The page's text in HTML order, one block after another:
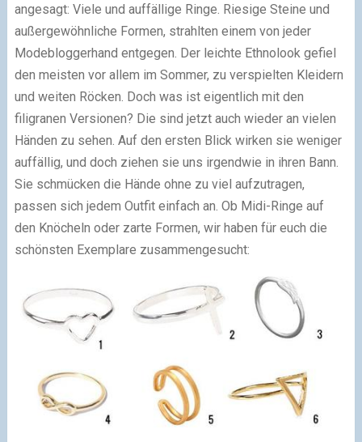
angesagt: Viele und auffällige Ringe. Riesige Steine und
außergewöhnliche Formen, strahlten einem von jeder
Modebloggerhand entgegen. Der leichte Ethnolook gefiel
den meisten vor allem im Sommer, zu verspielten Kleidern
und weiten Röcken. Doch was ist eigentlich mit den
filigranen Versionen? Die sind jetzt auch wieder an vielen
Händen zu sehen. Auf den ersten Blick wirken sie weniger
auffällig, und doch ziehen sie uns irgendwie in ihren Bann.
Sie schmücken die Hände ohne zu viel aufzutragen,
passen sich jedem Outfit einfach an. Ob Midi-Ringe auf
den Knöcheln oder zarte Formen, wir haben für euch die
schönsten Exemplare zusammengesucht: